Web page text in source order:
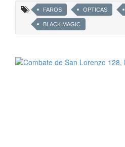
FAROS OPTICAS
BLACK MAGIC